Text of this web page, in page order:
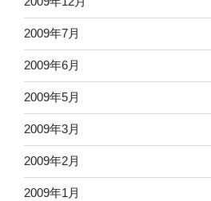
2009年7月
2009年6月
2009年5月
2009年3月
2009年2月
2009年1月